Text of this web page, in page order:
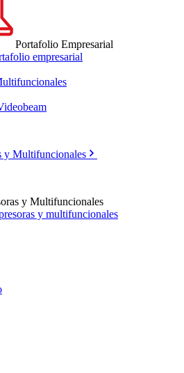
Portafolio Empresarial
empresarial
y Multifuncionales
y Multifuncionales
y multifuncionales